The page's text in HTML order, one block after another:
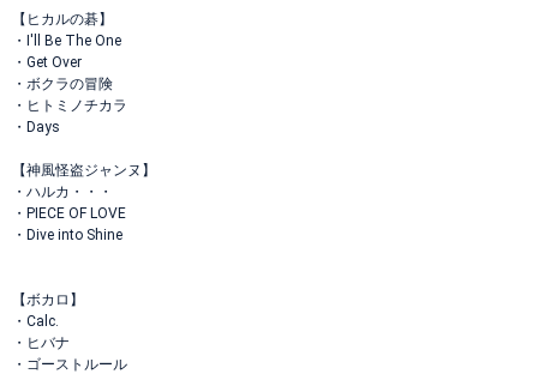
【ヒカルの碁】
・I'll Be The One
・Get Over
・ボクラの冒険
・ヒトミノチカラ
・Days
【神風怪盗ジャンヌ】
・ハルカ・・・
・PIECE OF LOVE
・Dive into Shine
【ボカロ】
・Calc.
・ヒバナ
・ゴーストルール